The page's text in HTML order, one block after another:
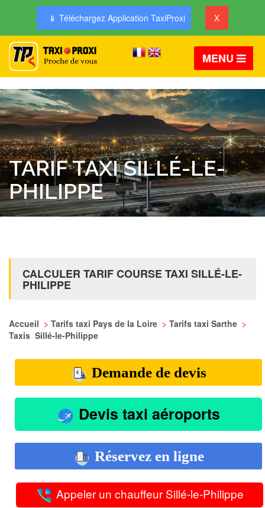
📱 Téléchargez Application TaxiProxi X
MENU
TARIF TAXI SILLÉ-LE-
PHILIPPE
CALCULER TARIF COURSE TAXI SILLÉ-LE-
PHILIPPE
Accueil > Tarifs taxi Pays de la Loire > Tarifs taxi Sarthe >
Taxis Sillé-le-Philippe
Demande de devis
Devis taxi aéroports
Réservez en ligne
Appeler un chauffeur Sillé-le-Philippe